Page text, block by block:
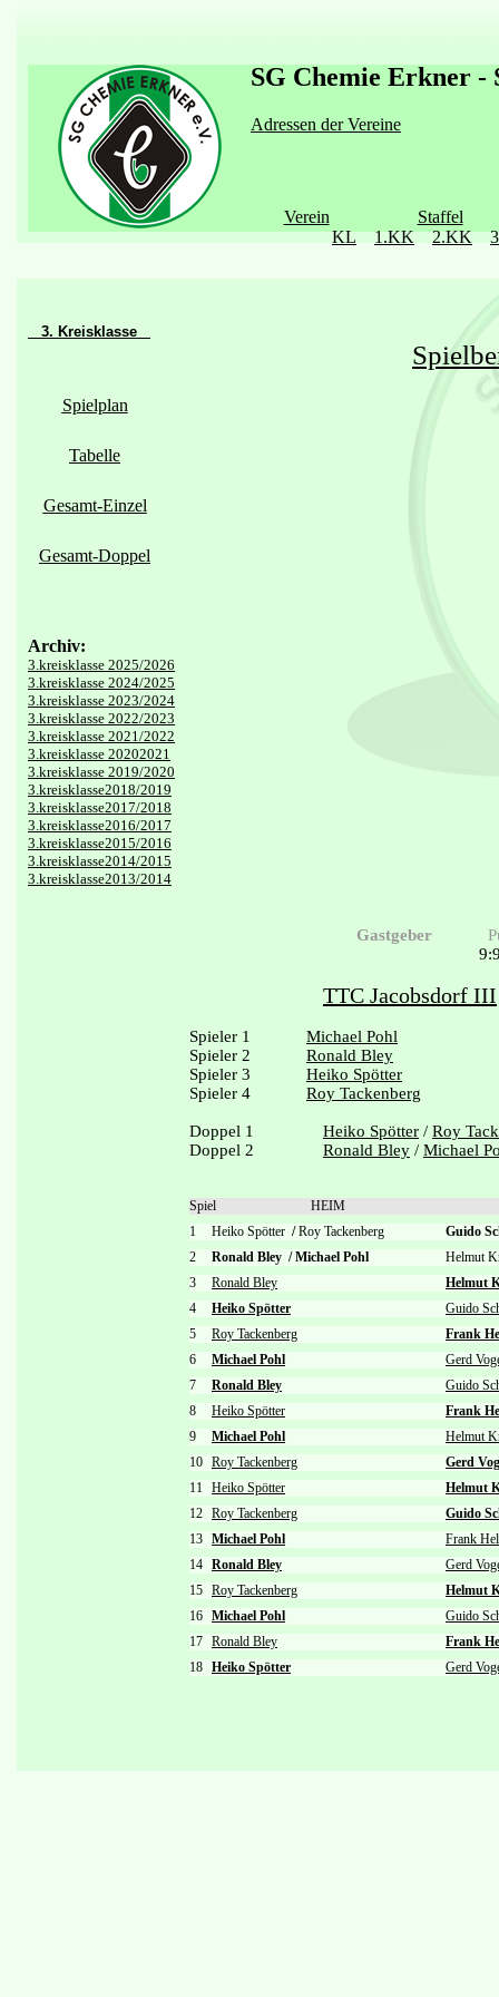
SG Chemie Erkner -
Adressen der Vereine
Verein
Staffel
KL
1.KK 2.KK
3. Kreisklasse
Spielplan
Tabelle
Gesamt-Einzel
Gesamt-Doppel
Archiv:
3.kreisklasse 2025/2026
3.kreisklasse 2024/2025
3.kreisklasse 2023/2024
3.kreisklasse 2022/2023
3.kreisklasse 2021/2022
3.kreisklasse 20202021
3.kreisklasse 2019/2020
3.kreisklasse2018/2019
3.kreisklasse2017/2018
3.kreisklasse2016/2017
3.kreisklasse2015/2016
3.kreisklasse2014/2015
3.kreisklasse2013/2014
Gastgeber
TTC Jacobsdorf III
Spieler 1
Michael Pohl
Spieler 2
Ronald Bley
Spieler 3
Heiko Spötter
Spieler 4
Roy Tackenberg
Doppel 1 Heiko Spötter / Roy
Doppel 2
Ronald Bley / Michael
Spiel
HEIM
1
Heiko Spötter /Roy Tackenberg
Guido
2
Ronald Bley /Michael Pohl
Helmut
3
Ronald Bley
Helmut
4
Heiko Spötter
Guido
5
Roy Tackenberg
Frank
6
Michael Pohl
Gerd
7
Ronald Bley
Guido
8
Heiko Spötter
Frank
9
Michael Pohl
Helmut
10 Roy Tackenberg
Gerd
11 Heiko Spötter
Helmut
12 Roy Tackenberg
Guido
13 Michael Pohl
Frank
14 Ronald Bley
Gerd
15 Roy Tackenberg
Helmut
16 Michael Pohl
Guido
17 Ronald Bley
Frank
18 Heiko Spötter Gerd